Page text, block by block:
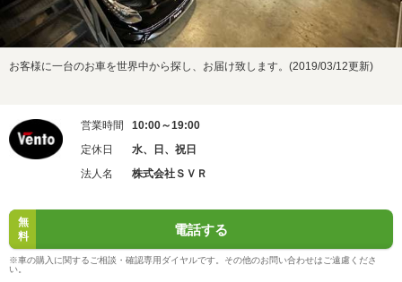
お客様に一台のお車を世界中から探し、お届け致します。(2019/03/12更新)
営業時間
10:00～19:00
定休日
水、日、祝日
法人名
株式会社ＳＶＲ
無
料
電話する
※車の購入に関するご相談・確認専用ダイヤルです。その他のお問い合わせはご遠慮くださ
い。